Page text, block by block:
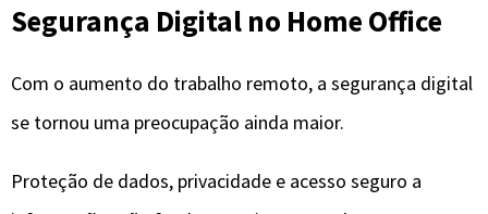
Segurança Digital no Home Office
Com o aumento do trabalho remoto, a segurança digital
se tornou uma preocupação ainda maior.
Proteção de dados, privacidade e acesso seguro a